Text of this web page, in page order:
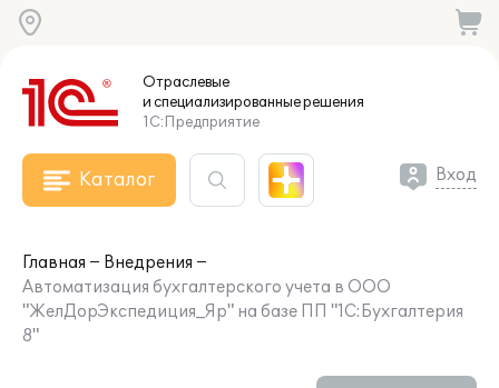
Отраслевые
и специализированныерешения
1С:Предприятие
Каталог Вход
Главная
Внедрения
Автоматизация бухгалтерского учета в ООО
"ЖелДорЭкспедиция_Яр" на базе ПП "1С:Бухгалтерия
8"